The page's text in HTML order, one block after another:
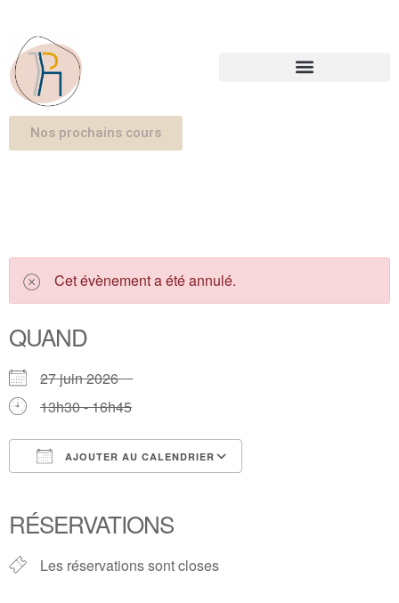
Nos prochains cours
Cet évènement a été annulé.
QUAND
27 juin 2026
13h30 - 16h45
AJOUTER AU CALENDRIER
RÉSERVATIONS
Les réservations sont closes